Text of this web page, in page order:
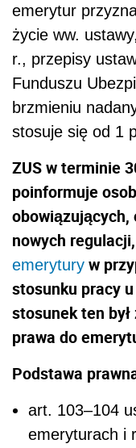
emerytur
życie ww.
r., przepisy
Funduszu
brzmieniu
stosuje się od 1
ZUS w terminie
poinformuje
obowiązujących,
nowych
emerytury w
stosunku pracy
stosunek ten
prawa do
Podstawa
art. 103–104
emeryturach i